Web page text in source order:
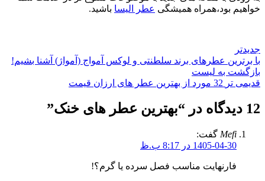
خواهیم بود،همراه همیشگی عطر الیسا باشید.
جدیدتر
با برترین عطرهای برند سلطنتی و لوکس آمواج (آمواژ) آشنا بشیم!
بازگشت به لیست
قدیمی تر 32 مورد از بهترین عطر های ارزان قیمت
12 دیدگاه در “ بهترین عطر های خنک”
Mefi گفت:
1405-04-30 در 8:17 ب.ظ
فارنهایت مناسب فصل سرده یا گرم؟!